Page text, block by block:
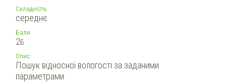
Складність
середнє
Бали
2Б.
Опис
Пошук відносної вологості за заданими
параметрами.